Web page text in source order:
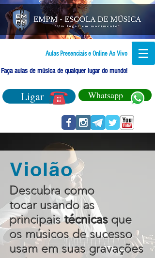
Aulas Presenciais e Online Ao Vivo
Faça aulas de música de qualquer lugar do mundo!
Ligar Whatsapp
Violão
Descubra como
tocar usando as
principaistécnicas que
os músicos de sucesso
usam em suas gravações